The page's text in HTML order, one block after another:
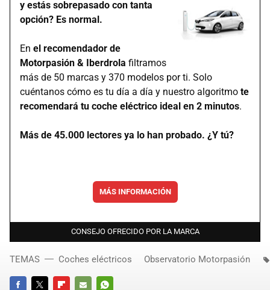
y estás sobrepasado con tanta
opción? Es normal.
En el recomendador de
Motorpasión & Iberdrola filtramos
más de 50 marcas y 370 modelos por ti. Solo
cuéntanos cómo es tu día a día y nuestro algoritmo te
recomendará tu coche eléctrico ideal en 2 minutos.
Más de 45.000 lectores ya lo han probado. ¿Y tú?
MÁS INFORMACIÓN
CONSEJO OFRECIDO POR LA MARCA
TEMAS Coches eléctricos Observatorio Motorpasión